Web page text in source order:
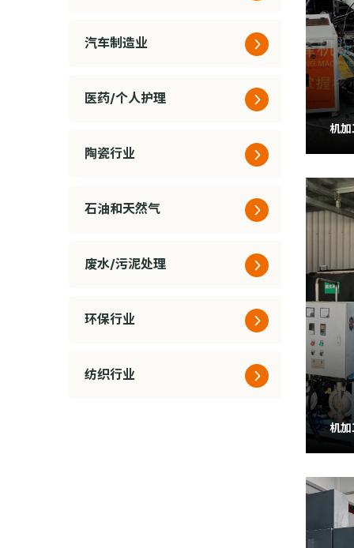
汽车制造业
医药/个人护理
陶瓷行业
石油和天然气
废水/污泥处理
环保行业
纺织行业
机
机